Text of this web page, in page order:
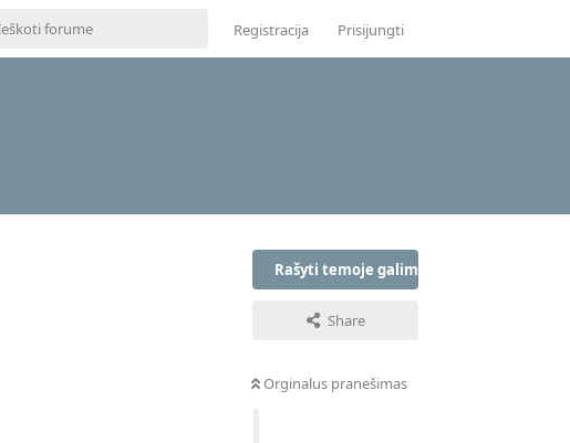
Registracija Prisijungti
Rašyti temoje galima tik prisijungus
Share
Orginalus pranešimas